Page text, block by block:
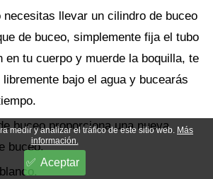
necesitas llevar un cilindro de buceo
de buceo, simplemente fija el tubo
en tu cuerpo y muerde la boquilla, te
bajo el agua y bucearás
buceo proporciona una nueva
buceo.
medir y analizar el tráfico de este sitio web. Más
información.
Aceptar